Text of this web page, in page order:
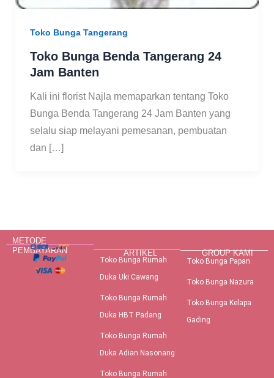
Toko Bunga Tangerang
Toko Bunga Benda Tangerang 24
Jam Banten
Kali ini florist Najla memaparkan tentang Toko
Bunga Benda Tangerang 24 Jam Banten yang
selalu siap melayani pemesanan, pembuatan
dan […]
METODE
PEMBAYARAN
ARTIKEL
Toko Bunga Rumah
Duka Uki Cawang
Toko Bunga Rumah
Duka HBT Padang
Toko Bunga Rumah
Duka Adian Nasonang
Toko Bunga Rumah
GROUP KAMI
Toko Bunga Papan
Toko Bunga Nazura
Toko Bunga Kelapa
Gading